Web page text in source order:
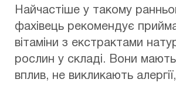
Найчастіше у такому
фахівець рекомендує
вітаміни з екстрактами
рослин у складі. Вони
вплив, не викликають